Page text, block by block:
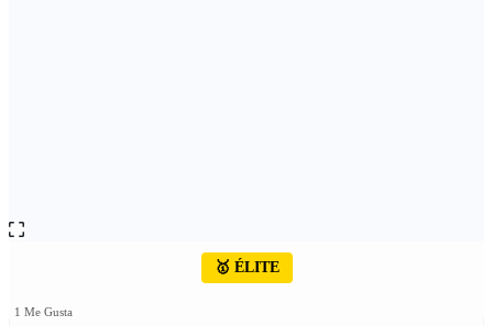
🥇 ÉLITE
1 Me Gusta